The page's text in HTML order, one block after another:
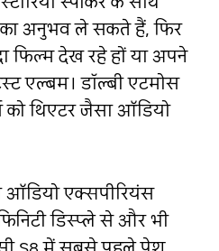
का अनुभव ले सकते हैं, फिर
फि‍ल्‍म देख रहे हों या अपने
एल्बम। डॉल्बी एटमोस
थिएटर जैसा ऑडियो
एक्सपीरियंस
डिस्‍प्‍ले से और भी